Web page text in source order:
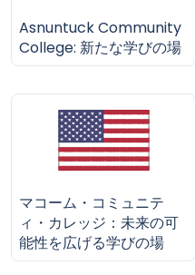
Asnuntuck Community
College: 新たな学びの場
マコーム・コミュニテ
ィ・カレッジ：未来の可
能性を広げる学びの場